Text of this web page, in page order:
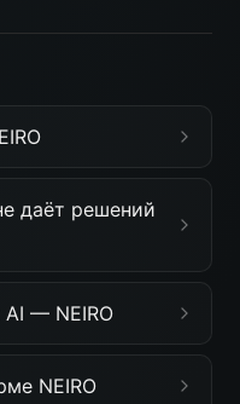
даёт решений
AI — NEIRO
NEIRO